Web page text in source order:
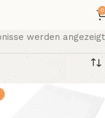
0
werden angezeigt